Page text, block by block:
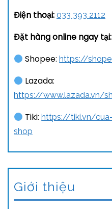
Điện thoại: 033 393 2112
Đặt hàng online ngay tại:
Shopee:https://
Lazada:
https://www.lazada.vn/
Tiki:https://tiki.vn/
shop
Giới thiệu